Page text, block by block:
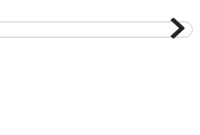
botas agua